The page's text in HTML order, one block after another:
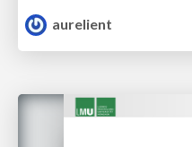
aurelient